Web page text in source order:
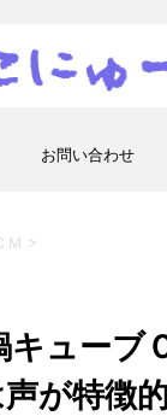
お問い合わせ
Ｍ >
キューブ
が特徴